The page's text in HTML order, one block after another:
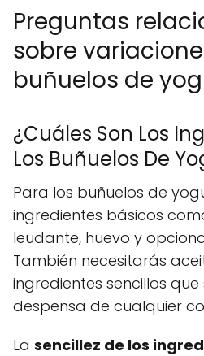
Preguntas
sobre
buñuelos de
¿Cuáles Son Los
Los Buñuelos De
Para los buñuelos de
ingredientes básicos
leudante, huevo y
También necesitarás
ingredientes sencillos
despensa de cualquier
La sencillez de los